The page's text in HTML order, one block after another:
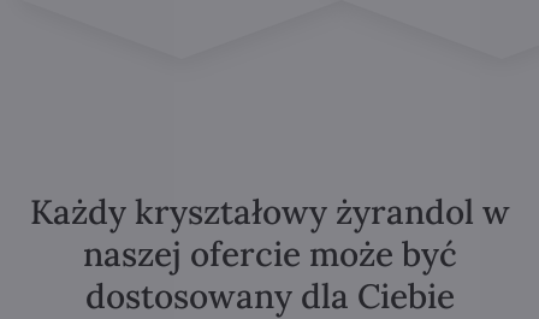
Każdy kryształowy żyrandol w
naszej ofercie może być
dostosowany dla Ciebie